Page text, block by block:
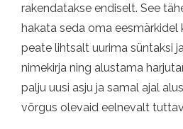
rakendatakse endiselt. See
hakata seda oma eesmärkidel
peate lihtsalt uurima süntaksi
nimekirja ning alustama
palju uusi asju ja samal ajal
võrgus olevaid eelnevalt